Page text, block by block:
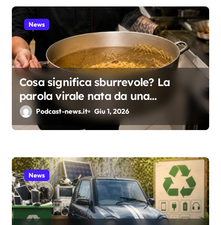
o
l
i
News
Cosa significa sburrevole? La
parola virale nata da una
spadellata di carbonara
Podcast-news.it Giu 1, 2026
News